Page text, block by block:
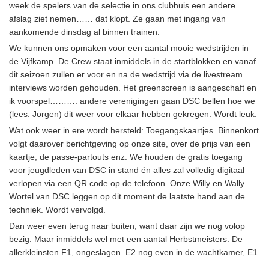
week de spelers van de selectie in ons clubhuis een andere
afslag ziet nemen…… dat klopt. Ze gaan met ingang van
aankomende dinsdag al binnen trainen.
We kunnen ons opmaken voor een aantal mooie wedstrijden in
de Vijfkamp. De Crew staat inmiddels in de startblokken en vanaf
dit seizoen zullen er voor en na de wedstrijd via de livestream
interviews worden gehouden. Het greenscreen is aangeschaft en
ik voorspel………. andere verenigingen gaan DSC bellen hoe we
(lees: Jorgen) dit weer voor elkaar hebben gekregen. Wordt leuk.
Wat ook weer in ere wordt hersteld: Toegangskaartjes. Binnenkort
volgt daarover berichtgeving op onze site, over de prijs van een
kaartje, de passe-partouts enz. We houden de gratis toegang
voor jeugdleden van DSC in stand én alles zal volledig digitaal
verlopen via een QR code op de telefoon. Onze Willy en Wally
Wortel van DSC leggen op dit moment de laatste hand aan de
techniek. Wordt vervolgd.
Dan weer even terug naar buiten, want daar zijn we nog volop
bezig. Maar inmiddels wel met een aantal Herbstmeisters: De
allerkleinsten F1, ongeslagen. E2 nog even in de wachtkamer, E1